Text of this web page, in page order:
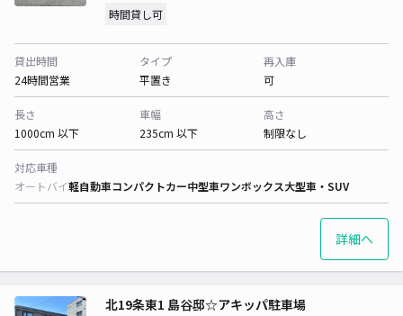
時間貸し可
貸出時間
24時間営業
タイプ
平置き
再入庫
可
長さ
1000cm 以下
車幅
235cm 以下
高さ
制限なし
対応車種
オートバイ軽自動車コンパクトカー中型車ワンボックス大型車・SUV
詳細へ
北19条東1 島谷邸☆アキッパ駐車場